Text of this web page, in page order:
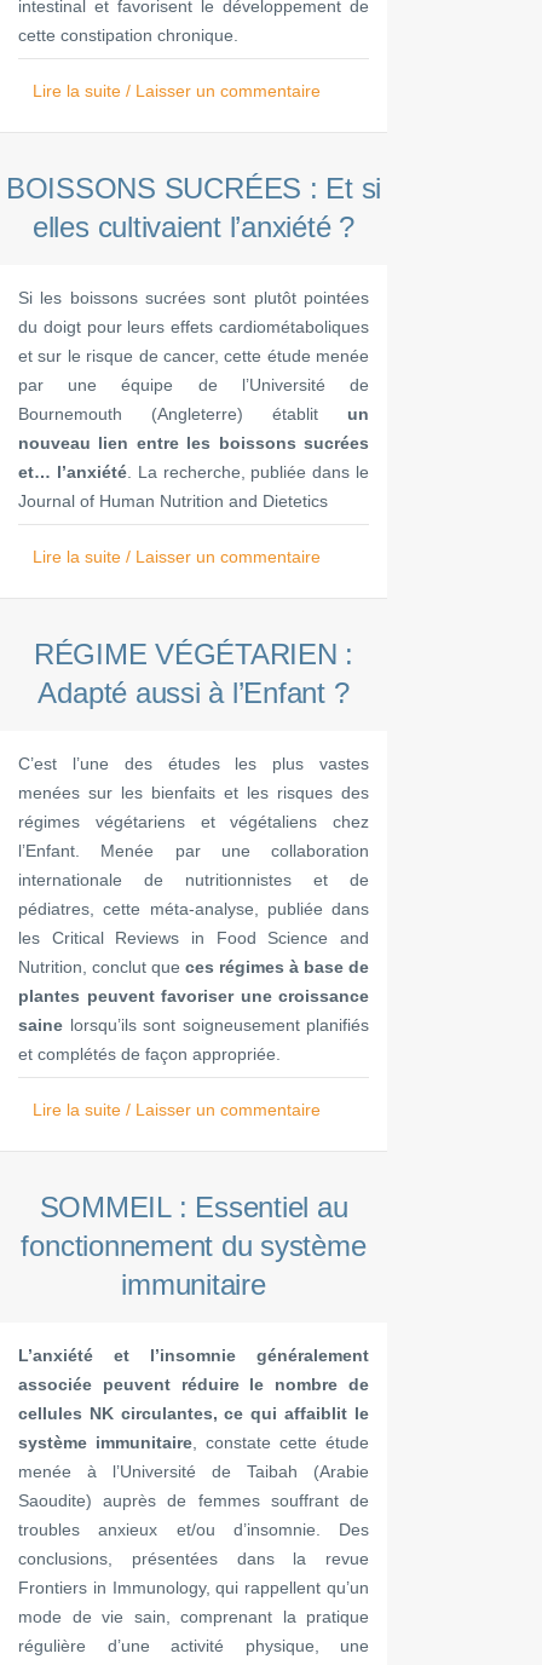
intestinal et favorisent le développement de
cette constipation chronique.
Lire la suite / Laisser un commentaire
BOISSONS SUCRÉES : Et si
elles cultivaient l’anxiété ?
Si les boissons sucrées sont plutôt pointées
du doigt pour leurs effets cardiométaboliques
et sur le risque de cancer, cette étude menée
par une équipe de l’Université de
Bournemouth (Angleterre) établit un
nouveau lien entre les boissons sucrées
et… l’anxiété. La recherche, publiée dans le
Journal of Human Nutrition and Dietetics
Lire la suite / Laisser un commentaire
RÉGIME VÉGÉTARIEN :
Adapté aussi à l’Enfant ?
C’est l’une des études les plus vastes
menées sur les bienfaits et les risques des
régimes végétariens et végétaliens chez
l’Enfant. Menée par une collaboration
internationale de nutritionnistes et de
pédiatres, cette méta-analyse, publiée dans
les Critical Reviews in Food Science and
Nutrition, conclut que ces régimes à base de
plantes peuvent favoriser une croissance
saine lorsqu’ils sont soigneusement planifiés
et complétés de façon appropriée.
Lire la suite / Laisser un commentaire
SOMMEIL : Essentiel au
fonctionnement du système
immunitaire
L’anxiété et l’insomnie généralement
associée peuvent réduire le nombre de
cellules NK circulantes, ce qui affaiblit le
système immunitaire , constate cette étude
menée à l’Université de Taibah (Arabie
Saoudite) auprès de femmes souffrant de
troubles anxieux et/ou d’insomnie. Des
conclusions, présentées dans la revue
Frontiers in Immunology, qui rappellent qu’un
mode de vie sain, comprenant la pratique
régulière d’une activité physique, une